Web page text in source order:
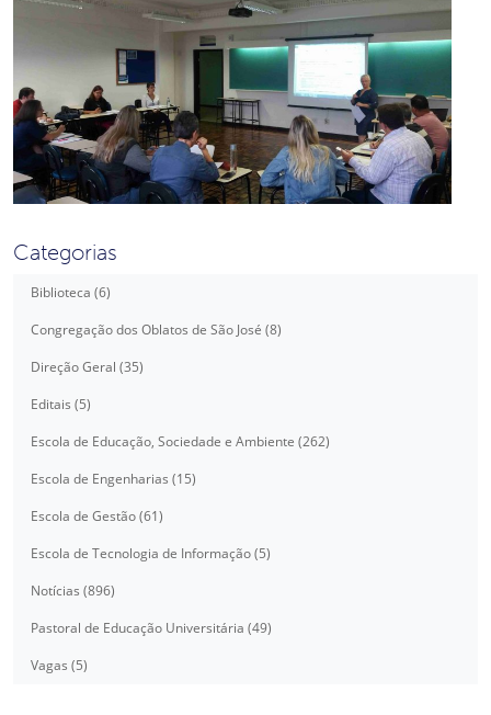
Categorias
Biblioteca (6)
Congregação dos Oblatos de São José (8)
Direção Geral (35)
Editais (5)
Escola de Educação, Sociedade e Ambiente (262)
Escola de Engenharias (15)
Escola de Gestão (61)
Escola de Tecnologia de Informação (5)
Notícias (896)
Pastoral de Educação Universitária (49)
Vagas (5)